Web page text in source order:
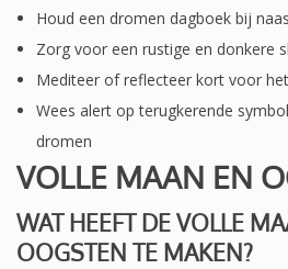
Houd een dromen dagboek bij
Zorg voor een rustige en donkere
Mediteer of reflecteer kort voor
Wees alert op terugkerende
dromen
VOLLE MAAN EN
WAT HEEFT DE VOLLE
OOGSTEN TE MAKEN?